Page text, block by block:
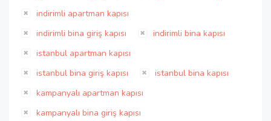
indirimli apartman kapısı
indirimli bina giriş kapısı
indirimli bina kapısı
istanbul apartman kapısı
istanbul bina giriş kapısı
istanbul bina kapısı
kampanyalı apartman kapısı
kampanyalı bina giriş kapısı